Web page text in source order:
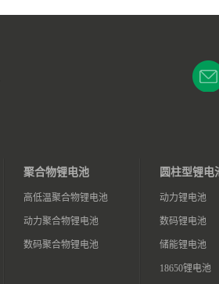
聚合物锂电池
高低温聚合物锂电池
动力聚合物锂电池
数码聚合物锂电池
圆柱型锂电
动力锂电池
数码锂电池
储能锂电池
18650锂电池